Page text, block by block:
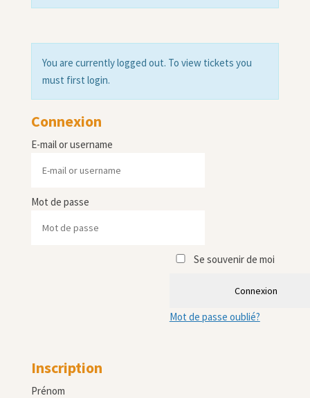
You are currently logged out. To view tickets you
must first login.
Connexion
E-mail or username
Mot de passe
Se souvenir de moi
Connexion
Mot de passe oublié?
Inscription
Prénom